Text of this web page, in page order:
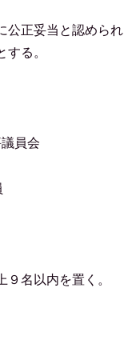
正妥当と認められ
る。
員会
名以内を置く。